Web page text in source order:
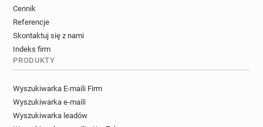
Cennik
Referencje
Skontaktuj się z nami
Indeks firm
PRODUKTY
Wyszukiwarka E-maili Firm
Wyszukiwarka e-maili
Wyszukiwarka leadów